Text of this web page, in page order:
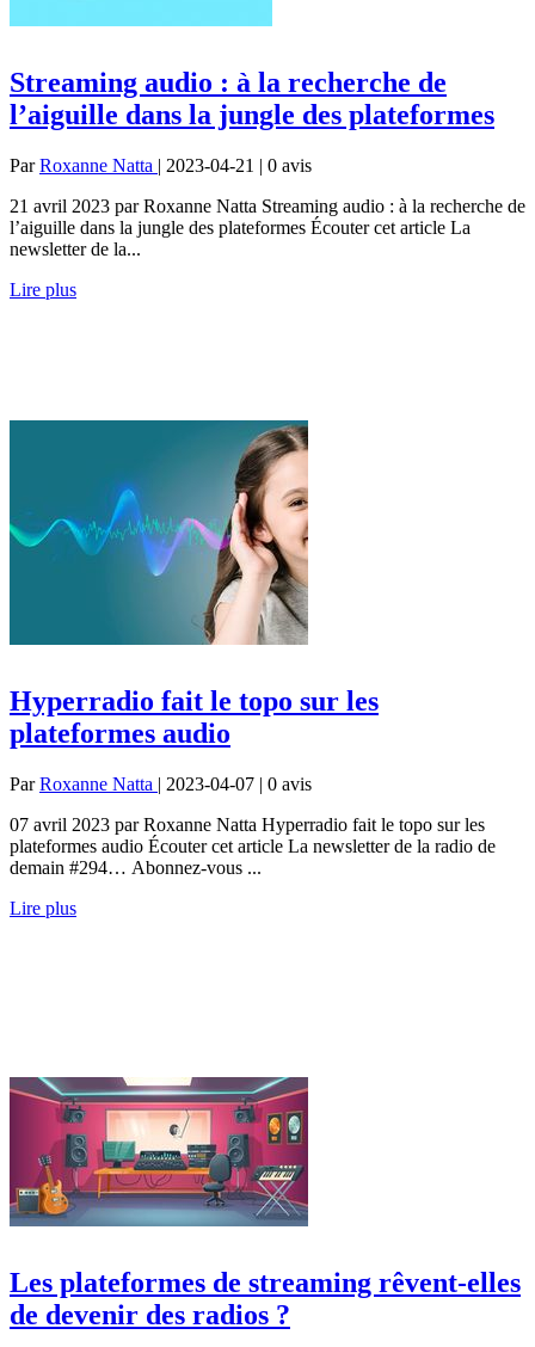
Streaming audio : à la recherche de
l’aiguille dans la jungle des plateformes
ParRoxanne Natta | 2023-04-21 | 0 avis
21 avril 2023 par Roxanne Natta Streaming audio : à la recherche de
l’aiguille dans la jungle des plateformes Écouter cet article La
newsletter de la...
Lire plus
Hyperradio fait le topo sur les
plateformes audio
ParRoxanne Natta | 2023-04-07 | 0 avis
07 avril 2023 par Roxanne Natta Hyperradio fait le topo sur les
plateformes audio Écouter cet article La newsletter de la radio de
demain #294… Abonnez-vous ...
Lire plus
Les plateformes de streaming rêvent-elles
de devenir des radios ?